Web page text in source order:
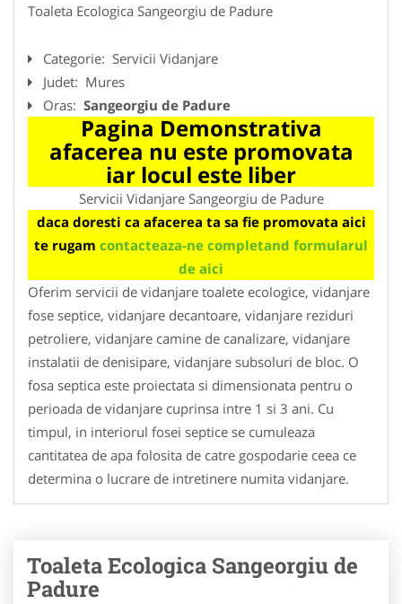
Toaleta Ecologica Sangeorgiu de Padure
Categorie: Servicii Vidanjare
Judet: Mures
Oras: Sangeorgiu de Padure
Pagina Demonstrativa
afacerea nu este promovata
iar locul este liber
Servicii Vidanjare Sangeorgiu de Padure
daca doresti ca afacerea ta sa fie promovata aici
te rugam contacteaza-ne completand formularul
de aici
Oferim servicii de vidanjare toalete ecologice, vidanjare
fose septice, vidanjare decantoare, vidanjare reziduri
petroliere, vidanjare camine de canalizare, vidanjare
instalatii de denisipare, vidanjare subsoluri de bloc. O
fosa septica este proiectata si dimensionata pentru o
perioada de vidanjare cuprinsa intre 1 si 3 ani. Cu
timpul, in interiorul fosei septice se cumuleaza
cantitatea de apa folosita de catre gospodarie ceea ce
determina o lucrare de intretinere numita vidanjare.
Toaleta Ecologica Sangeorgiu de
Padure